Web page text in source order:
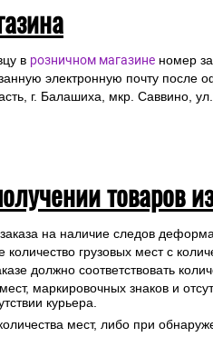
в розничном магазине номер
электронную почту после
г. Балашиха, мкр. Саввино,
товаров
на наличие следов
грузовых мест с
должно соответствовать
маркировочных знаков и
курьера.
мест, либо при